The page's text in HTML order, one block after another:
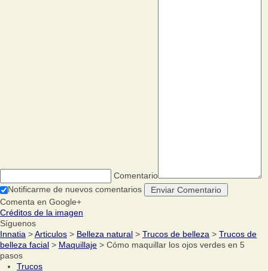
Comentario
Notificarme de nuevos comentarios
Comenta en Google+
Créditos de la imagen
Síguenos
Innatia >Articulos > Belleza natural > Trucos de belleza > Trucos de
belleza facial > Maquillaje > Cómo maquillar los ojos verdes en 5
pasos
Trucos